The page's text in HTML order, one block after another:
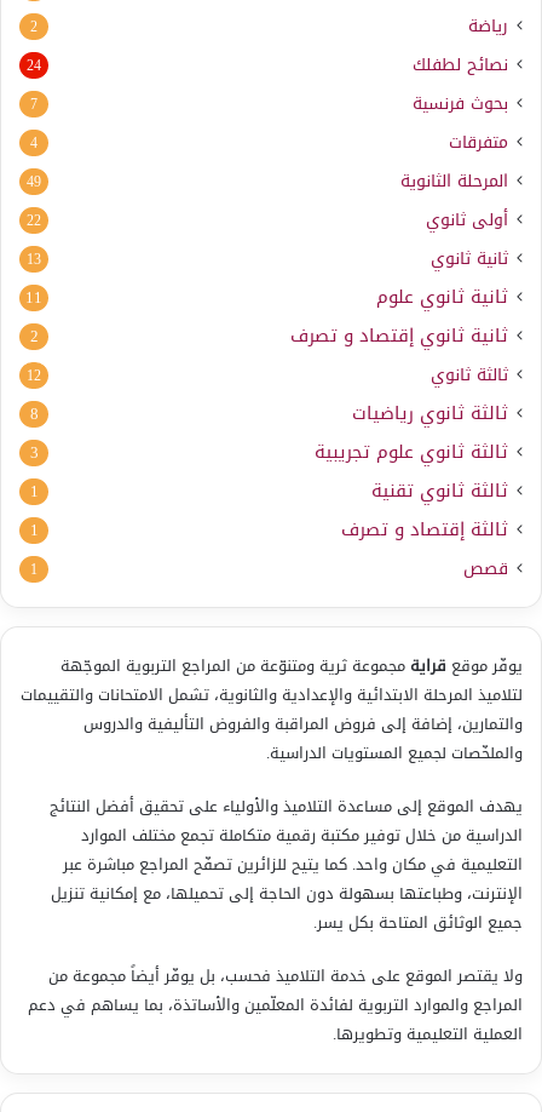
رياضة 2
نصائح لطفلك 24
بحوث فرنسية 7
متفرقات 4
المرحلة الثانوية 49
أولى ثانوي 22
ثانية ثانوي 13
ثانية ثانوي علوم 11
ثانية ثانوي إقتصاد و تصرف 2
ثالثة ثانوي 12
ثالثة ثانوي رياضيات 8
ثالثة ثانوي علوم تجريبية 3
ثالثة ثانوي تقنية 1
ثالثة إقتصاد و تصرف 1
قصص 1
يوفّر موقع قرايةمجموعة ثرية ومتنوّعة من المراجع التربوية الموجّهة
لتلاميذ المرحلة الابتدائية والإعدادية والثانوية، تشمل الامتحانات والتقييمات
والتمارين، إضافة إلى فروض المراقبة والفروض التأليفية والدروس
والملخّصات لجميع المستويات الدراسية.
يهدف الموقع إلى مساعدة التلاميذ والأولياء على تحقيق أفضل النتائج
الدراسية من خلال توفير مكتبة رقمية متكاملة تجمع مختلف الموارد
التعليمية في مكان واحد. كما يتيح للزائرين تصفّح المراجع مباشرة عبر
الإنترنت، وطباعتها بسهولة دون الحاجة إلى تحميلها، مع إمكانية تنزيل
جميع الوثائق المتاحة بكل يسر.
ولا يقتصر الموقع على خدمة التلاميذ فحسب، بل يوفّر أيضاً مجموعة من
المراجع والموارد التربوية لفائدة المعلّمين والأساتذة، بما يساهم في دعم
العملية التعليمية وتطويرها.